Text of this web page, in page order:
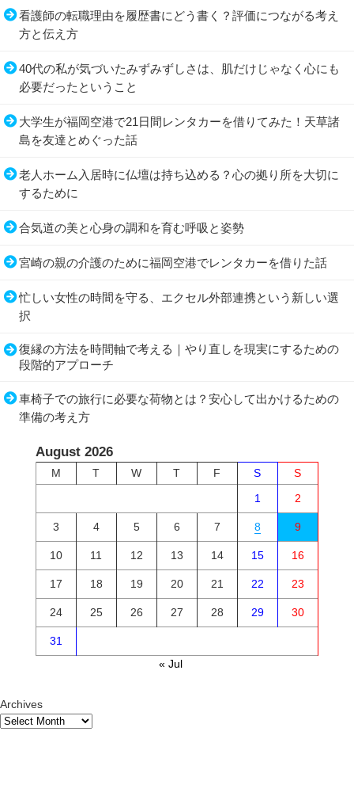
看護師の転職理由を履歴書にどう書く？評価につながる考え
方と伝え方
40代の私が気づいたみずみずしさは、肌だけじゃなく心にも
必要だったということ
大学生が福岡空港で21日間レンタカーを借りてみた！天草諸
島を友達とめぐった話
老人ホーム入居時に仏壇は持ち込める？心の拠り所を大切に
するために
合気道の美と心身の調和を育む呼吸と姿勢
宮崎の親の介護のために福岡空港でレンタカーを借りた話
忙しい女性の時間を守る、エクセル外部連携という新しい選
択
復縁の方法を時間軸で考える｜やり直しを現実にするための
段階的アプローチ
車椅子での旅行に必要な荷物とは？安心して出かけるための
準備の考え方
August 2026
M T W T F S
S
1
2
3 4 5 6 7 8 9
10 11 12 13 14 15 16
17 18 19 20 21 22 23
24 25 26 27 28 29 30
31
« Jul
Archives